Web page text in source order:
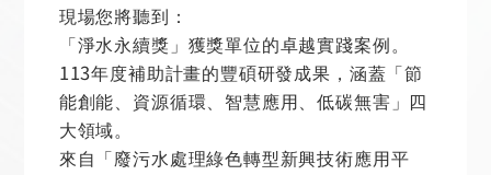
現場您將聽到：
「淨水永續獎」獲獎單位的卓越實踐案例。
113年度補助計畫的豐碩研發成果，涵蓋「節
能創能、資源循環、智慧應用、低碳無害」四
大領域。
來自「廢污水處理綠色轉型新興技術應用平